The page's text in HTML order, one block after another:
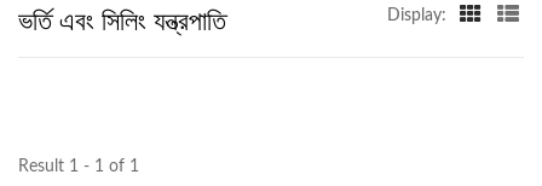
ভর্তি এবং সিলিং যন্ত্রপাতি Display:
Result 1 - 1 of 1